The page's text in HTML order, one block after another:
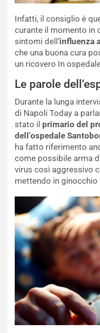
Infatti, il consiglio è
curante il momento in
sintomi dell’influenza
che una buona cura
un ricovero In
Le parole
Durante la lunga
di Napoli Today a
stato il primario del
dell’ospedale
ha fatto riferimento
come possibile arma
virus così aggressivo
mettendo in ginocchio